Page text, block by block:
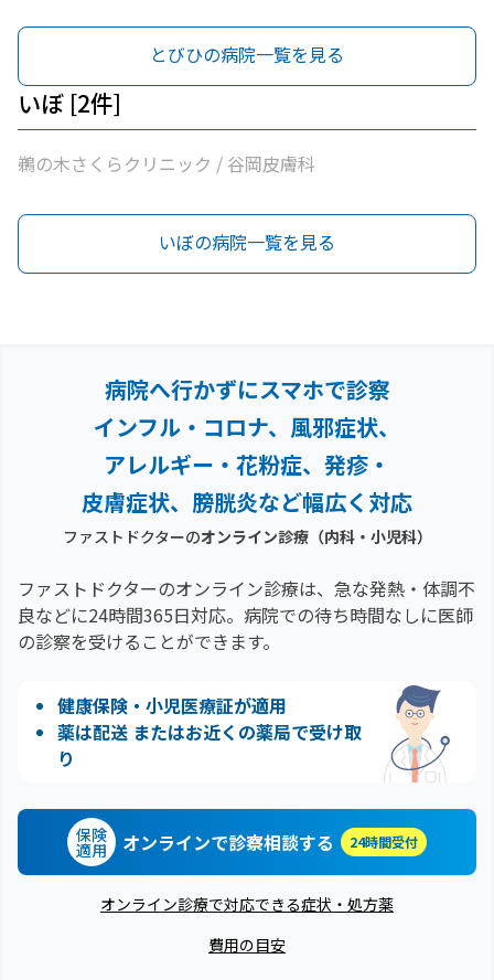
とびひの病院一覧を見る
いぼ [2件]
鵜の木さくらクリニック / 谷岡皮膚科
いぼの病院一覧を見る
病院へ行かずにスマホで診察
インフル・コロナ、風邪症状、
アレルギー・花粉症、 発疹・
皮膚症状、膀胱炎など幅広く対応
ファストドクターのオンライン診療（内科・小児科）
ファストドクターのオンライン診療は、急な発熱・体調不
良などに24時間365日対応。 病院での待ち時間なしに医師
の診察を受けることができます。
健康保険・小児医療証が適用
薬は配送 またはお近くの薬局で受け取
り
保険
適用 オンラインで診察相談する 24時間受付
オンライン診療で対応できる症状・処方薬
費用の目安